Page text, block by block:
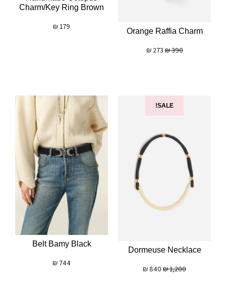
Orange Raffia Charm
390
₪
273
₪
Charm/key Ring Brown
179
₪
SALE!
Dormeuse Necklace
1,200
₪
840
₪
Belt Bamy Black
744
₪